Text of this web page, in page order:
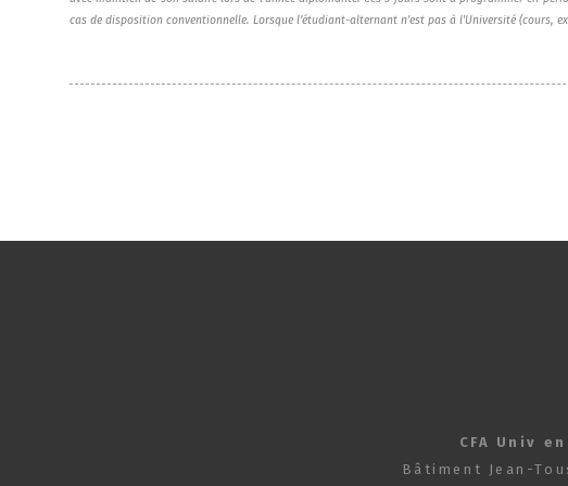
cas de disposition conventionnelle. Lorsque l’étudiant-alternant n’est pas à l'Université
CFA Univ
Bâtiment Jean-